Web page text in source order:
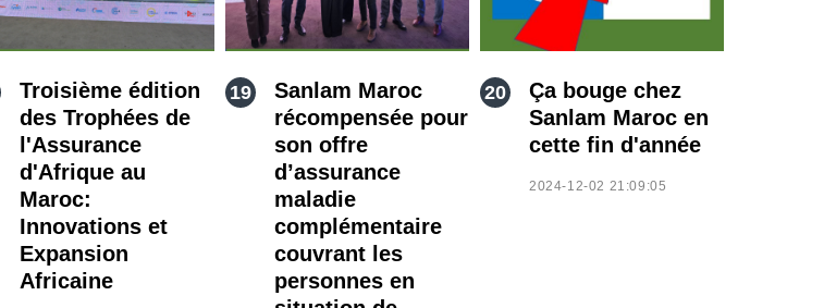
Troisième édition
des Trophées de
l'Assurance
d'Afrique au
Maroc:
Innovations et
Expansion
Africaine
Sanlam Maroc
récompensée pour
son offre
d’assurance
maladie
complémentaire
couvrant les
personnes en
Ça bouge chez
Sanlam Maroc en
cette fin d'année
2024-12-02 21:09:05